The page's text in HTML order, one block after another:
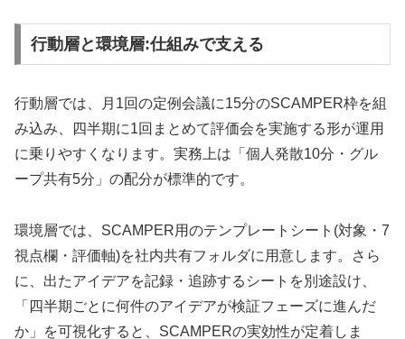
行動層と環境層:仕組みで支える
行動層では、月1回の定例会議に15分のSCAMPER枠を組
み込み、四半期に1回まとめて評価会を実施する形が運用
に乗りやすくなります。実務上は「個人発散10分・グル
ープ共有5分」の配分が標準的です。
環境層では、SCAMPER用のテンプレートシート(対象・7
視点欄・評価軸)を社内共有フォルダに用意します。さら
に、出たアイデアを記録・追跡するシートを別途設け、
「四半期ごとに何件のアイデアが検証フェーズに進んだ
か」を可視化すると、SCAMPERの実効性が定着しま